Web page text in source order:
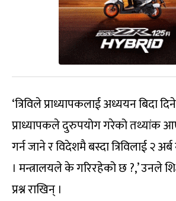
‘त्रिविले प्राध्यापकलाई अध्ययन बिदा
प्राध्यापकले दुरुपयोग गरेको तथ्यांक
गर्न जाने र विदेशमै बस्दा त्रिविलाई २
। मन्त्रालयले के गरिरहेको छ ?,’ उनले
प्रश्न राखिन् ।